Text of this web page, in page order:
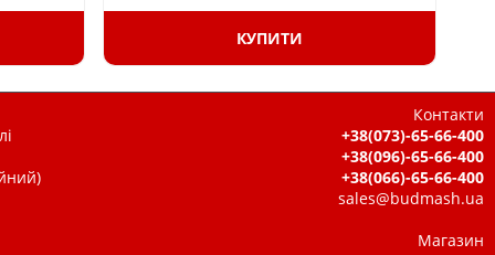
КУПИТИ
Контакти
+38(073)-65-66-400
+38(096)-65-66-400
+38(066)-65-66-400
sales@budmash.ua
Магазин